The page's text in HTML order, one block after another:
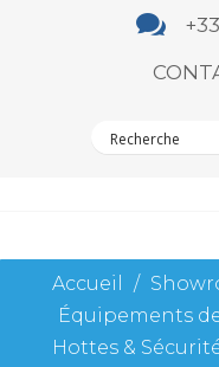

Accueil /
Équipements
Hottes &